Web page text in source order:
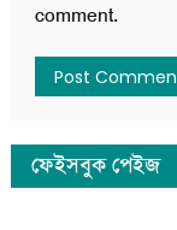
comment.
ফেইসবুক পেইজ